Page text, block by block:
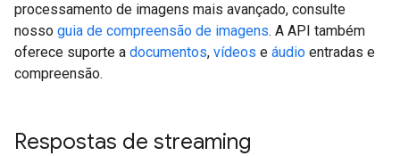
processamento de imagens mais avançado, consulte
nosso guia de compreensão de imagens. A API também
oferece suporte a documentos, vídeos e áudio entradas e
compreensão.
Respostas de streaming